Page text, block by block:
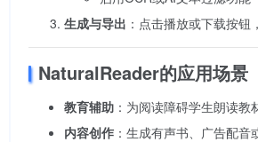
生成与导出 ：点击播放或下载按钮
NaturalReader的应用场景
教育辅助 ：为阅读障碍学生朗读教
内容创作 ：生成有声书、广告配音